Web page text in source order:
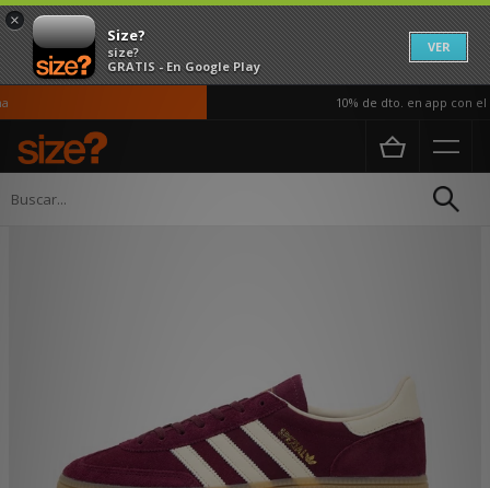
×
Size?
size?
GRATIS - En Google Play
VER
10% de dto. en app con el
Página principal